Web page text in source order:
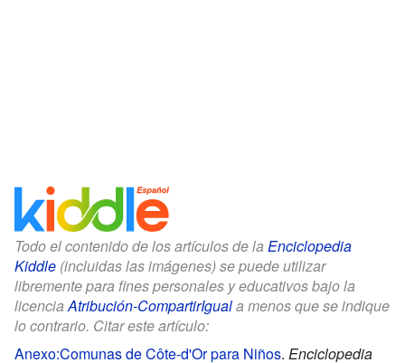
Todo el contenido de los artículos de la Enciclopedia
Kiddle (incluidas las imágenes) se puede utilizar
libremente para fines personales y educativos bajo la
licencia Atribución-CompartirIguala menos que se indique
lo contrario. Citar este artículo:
Anexo:Comunas de Côte-d'Or para Niños. Enciclopedia